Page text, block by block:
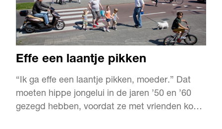
Effe een laantje pikken
“Ik ga effe een laantje pikken, moeder.” Dat
moeten hippe jongelui in de jaren ’50 en ’60
gezegd hebben, voordat ze met vrienden koers